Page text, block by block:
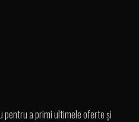
pentru a primi ultimele oferte și